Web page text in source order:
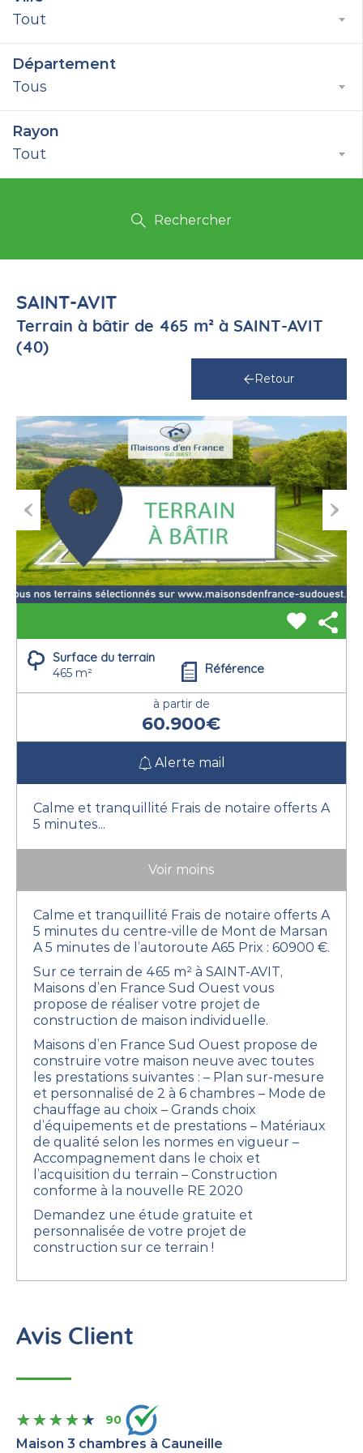
Tout
Département
Tous
Rayon
Tout
Rechercher
SAINT-AVIT
Terrain à bâtir de 465 m² à SAINT-AVIT
(40)
Retour
Previous Next
Surface du terrain
465 m² Référence
à partir de
60.900€
Alerte mail
Calme et tranquillité Frais de notaire offerts A
5 minutes...
Voir moins
Calme et tranquillité Frais de notaire offerts A
5 minutes du centre-ville de Mont de Marsan
A 5 minutes de l’autoroute A65 Prix : 60900 €.
Sur ce terrain de 465 m² à SAINT-AVIT,
Maisons d’en France Sud Ouest vous
propose de réaliser votre projet de
construction de maison individuelle.
Maisons d’en France Sud Ouest propose de
construire votre maison neuve avec toutes
les prestations suivantes : – Plan sur-mesure
et personnalisé de 2 à 6 chambres – Mode de
chauffage au choix – Grands choix
d’équipements et de prestations – Matériaux
de qualité selon les normes en vigueur –
Accompagnement dans le choix et
l’acquisition du terrain – Construction
conforme à la nouvelle RE 2020
Demandez une étude gratuite et
personnalisée de votre projet de
construction sur ce terrain !
Avis Client
90
Maison 3 chambres à Cauneille